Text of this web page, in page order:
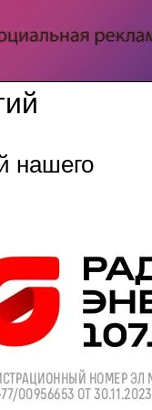
нашего